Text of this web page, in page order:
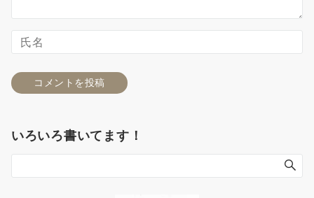
いろいろ書いてます！